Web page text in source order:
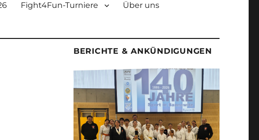
Fight4Fun-Turniere Über uns
BERICHTE & ANKÜNDIGUNGEN